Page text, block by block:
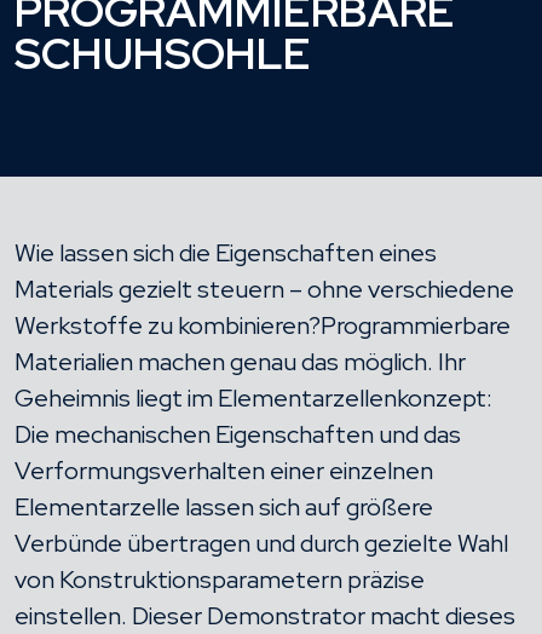
PROGRAMMIERBARE
SCHUHSOHLE
Wie lassen sich die Eigenschaften eines
Materials gezielt steuern – ohne verschiedene
Werkstoffe zu kombinieren?Programmierbare
Materialien machen genau das möglich. Ihr
Geheimnis liegt im Elementarzellenkonzept:
Die mechanischen Eigenschaften und das
Verformungsverhalten einer einzelnen
Elementarzelle lassen sich auf größere
Verbünde übertragen und durch gezielte Wahl
von Konstruktionsparametern präzise
einstellen. Dieser Demonstrator macht dieses